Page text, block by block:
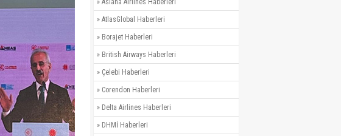
» AtlasGlobal Haberleri
» Borajet Haberleri
» British Airways Haberleri
» Çelebi Haberleri
» Corendon Haberleri
» Delta Airlines Haberleri
» DHMİ Haberleri